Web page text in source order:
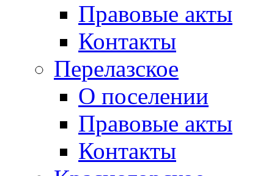
Правовые акты
Контакты
Перелазское
О поселении
Правовые акты
Контакты